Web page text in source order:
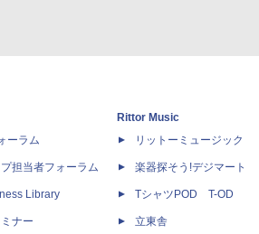
ーラム
担当者フォーラム
Library
ナー
Rittor Music
リットーミュージック
楽器探そう!デジマート
TシャツPOD T-OD
立東舎